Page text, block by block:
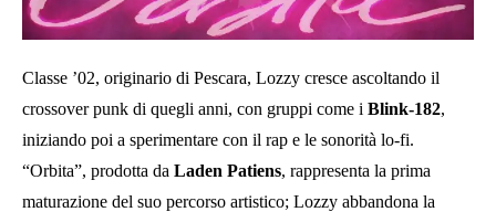
Classe ’02, originario di Pescara, Lozzy cresce ascoltando il
crossover punk di quegli anni, con gruppi come i Blink-182,
iniziando poi a sperimentare con il rap e le sonorità lo-fi.
“Orbita”, prodotta da Laden Patiens, rappresenta la prima
maturazione del suo percorso artistico; Lozzy abbandona la